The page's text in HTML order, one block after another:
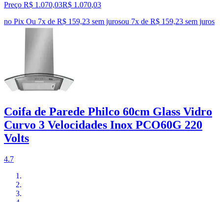
Preço R$ 1.070,03R$ 1.070,03
no Pix Ou 7x de R$ 159,23 sem jurosou 7x de R$ 159,23 sem juros
Coifa de Parede Philco 60cm Glass Vidro
Curvo 3 Velocidades Inox PCO60G 220
Volts
4.7